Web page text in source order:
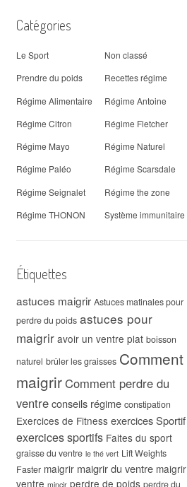
Catégories
Le Sport
Non classé
Prendre du poids
Recettes régime
Régime Alimentaire
Régime Antoine
Régime Citron
Régime Fletcher
Régime Mayo
Régime Naturel
Régime Paléo
Régime Scarsdale
Régime Seignalet
Régime the zone
Régime THONON
Système immunitaire
Étiquettes
astuces maigrir Astuces matinales pour
perdre du poids astuces pour
maigrir avoir un ventre plat boisson
naturel brûler les graisses Comment
maigrirComment perdre du
ventreconseils régime constipation
Exercices de Fitness exercices Sportif
exercices sportifs Faites du sport
graisse du ventre le thé vert Lift Weights
Faster maigrir maigrir du ventre maigrir
ventre mincir perdre de poids perdre du